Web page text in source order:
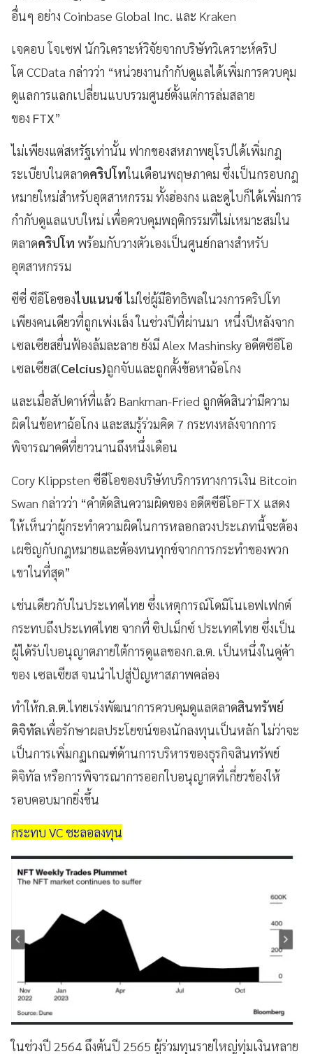
อื่นๆ อย่าง Coinbase Global Inc. และ Kraken
เจคอบ โจเซฟ นักวิเคราะห์วิจัยจากบริษัทวิเคราะห์คริป
โต CCData กล่าวว่า “หน่วยงานกํากับดูแลได้เพิ่มการควบคุม
ดูแลการแลกเปลี่ยนแบบรวมศูนย์ตั้งแต่การล่มสลาย
ของ FTX”
ไม่เพียงแต่สหรัฐเท่านั้น ฟากของสหภาพยุโรปได้เพิ่มกฎ
ระเบียบในตลาดคริปโทในเดือนพฤษภาคม ซึ่งเป็นกรอบกฎ
หมายใหม่สําหรับอุตสาหกรรม ทั้งฮ่องกง และดูไบก็ได้เพิ่มการ
กำกับดูแลแบบใหม่ เพื่อควบคุมพฤติกรรมที่ไม่เหมาะสมใน
ตลาดคริปโท พร้อมกับวางตัวเองเป็นศูนย์กลางสําหรับ
อุตสาหกรรม
ซีซี่ ซีอีโอของไบแนนซ์ไม่ใช่ผู้มีอิทธิพลในวงการคริปโท
เพียงคนเดียวที่ถูกเพ่งเล็ง ในช่วงปีที่ผ่านมา หนึ่งปีหลังจาก
เซลเซียสยื่นฟ้องล้มละลาย ยังมี Alex Mashinsky อดีตซีอีโอ
เซลเซียส(Celcius)ถูกจับและถูกตั้งข้อหาฉ้อโกง
และเมื่อสัปดาห์ที่แล้ว Bankman-Fried ถูกตัดสินว่ามีความ
ผิดในข้อหาฉ้อโกง และสมรู้ร่วมคิด 7 กระทงหลังจากการ
พิจารณาคดีที่ยาวนานถึงหนึ่งเดือน
Cory Klippsten ซีอีโอของบริษัทบริการทางการเงิน Bitcoin
Swan กล่าวว่า “คําตัดสินความผิดของ อดีตซีอีโอFTX แสดง
ให้เห็นว่าผู้กระทําความผิดในการหลอกลวงประเภทนี้จะต้อง
เผชิญกับกฎหมายและต้องทนทุกข์จากการกระทำของพวก
เขาในที่สุด”
เช่นเดียวกับในประเทศไทย ซึ่งเหตุการณ์โดมิโนเอฟเฟกต์
กระทบถึงประเทศไทย จากที่ ซิปเม็กซ์ ประเทศไทย ซึ่งเป็น
ผู้ได้รับใบอนุญาตภายใต้การดูแลของก.ล.ต. เป็นหนึ่งในคู่ค้า
ของ เซลเซียส จนนำไปสู่ปัญหาสภาพคล่อง
ทำให้ก.ล.ต.ไทยเร่งพัฒนาการควบคุมดูแลตลาดสินทรัพย์
ดิจิทัลเพื่อรักษาผลประโยชน์ของนักลงทุนเป็นหลัก ไม่ว่าจะ
เป็นการเพิ่มกฏเกณฑ์ด้านการบริหารของธุรกิจสินทรัพย์
ดิจิทัล หรือการพิจารณาการออกใบอนุญาตที่เกี่ยวข้องให้
รอบคอบมากยิ่งขึ้น
กระทบ VC ชะลอลงทุน
ในช่วงปี 2564 ถึงต้นปี 2565 ผู้ร่วมทุนรายใหญ่ทุ่มเงินหลาย